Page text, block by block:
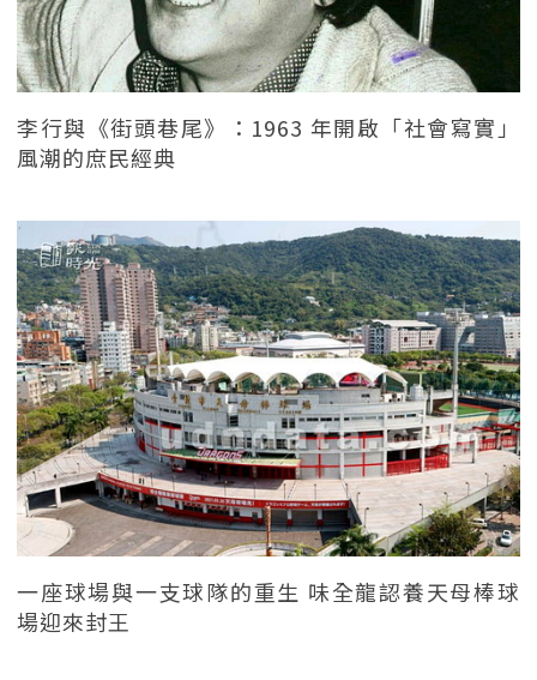
李行與《街頭巷尾》：1963 年開啟「社會寫實」
風潮的庶民經典
一座球場與一支球隊的重生 味全龍認養天母棒球
場迎來封王